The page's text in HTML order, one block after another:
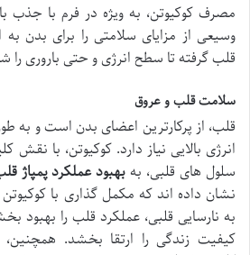
مصرف کوکیوتن، به ویژه در فرم با جذب
وسیعی از مزایای سلامتی را برای بدن به
قلب گرفته تا سطح انرژی و حتی باروری
سلامت قلب و عروق
قلب، از پرکارترین اعضای بدن است و به
سلول های قلبی، بهبهبود عملکرد پمپاژ
نشان داده اند که مکمل گذاری با کوکیوتن
به نارسایی قلبی، عملکرد قلب را بهبود
کیفیت زندگی را ارتقا بخشد.